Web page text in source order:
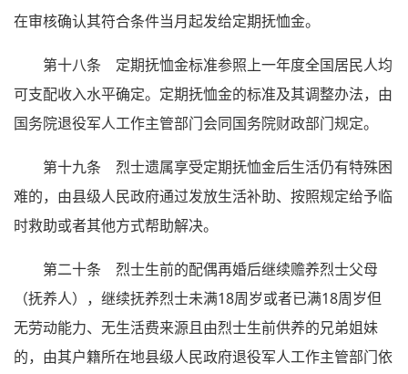
在审核确认其符合条件当月起发给定期抚恤金。
第十八条 定期抚恤金标准参照上一年度全国居民人均
可支配收入水平确定。定期抚恤金的标准及其调整办法，由
国务院退役军人工作主管部门会同国务院财政部门规定。
第十九条 烈士遗属享受定期抚恤金后生活仍有特殊困
难的，由县级人民政府通过发放生活补助、按照规定给予临
时救助或者其他方式帮助解决。
第二十条 烈士生前的配偶再婚后继续赡养烈士父母
（抚养人），继续抚养烈士未满18周岁或者已满18周岁但
无劳动能力、无生活费来源且由烈士生前供养的兄弟姐妹
的，由其户籍所在地县级人民政府退役军人工作主管部门依